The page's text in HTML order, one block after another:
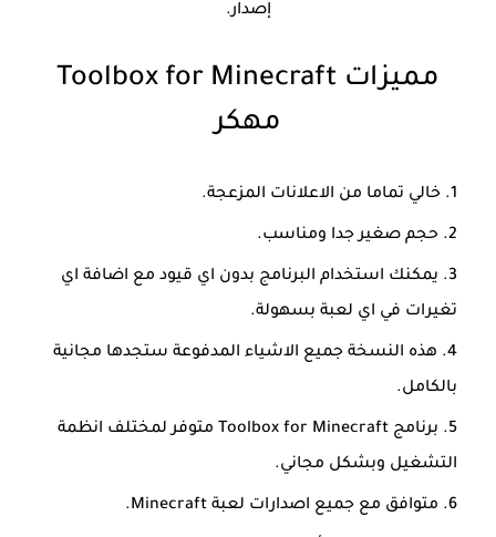
إصدار.
مميزات Toolbox for Minecraft
مهكر
خالي تماما من الاعلانات المزعجة.
حجم صغير جدا ومناسب.
يمكنك استخدام البرنامج بدون اي قيود مع اضافة اي
تغيرات في اي لعبة بسهولة.
هذه النسخة جميع الاشياء المدفوعة ستجدها مجانية
بالكامل.
برنامج Toolbox for Minecraft متوفر لمختلف انظمة
التشغيل وبشكل مجاني.
متوافق مع جميع اصدارات لعبة Minecraft.